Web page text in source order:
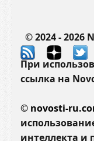
© 2024 - 2026
При
ссылка на
© novosti-
интеллекта и